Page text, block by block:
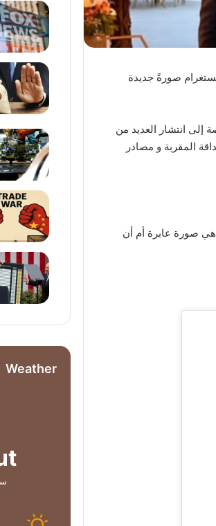
صورةً جديدة
إلى انتشار العديد من
المقربة و مصادر
هي صورة عابرة أم أن
Weather